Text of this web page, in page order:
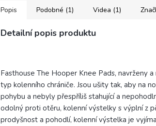
Popis Podobné (1) Videa (1)
Detailní popis produktu
Fasthouse The Hooper Knee Pads, navrženy
typ kolenního chrániče. Jsou ušity tak, aby na
pohybu a nebyly přespříliš stahující a
odolný proti otěru, kolenní výstelky s výplní z
prodyšnost a pohodlí, kolenní výstelka je